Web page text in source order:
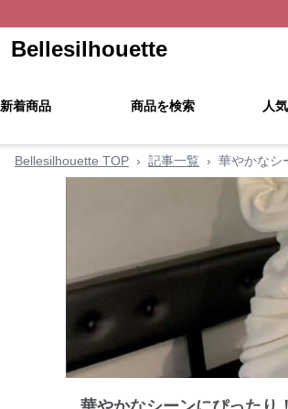
Bellesilhouette
新着商品 商品を検索 人
Bellesilhouette TOP › 記事一覧 › 華やかなシ